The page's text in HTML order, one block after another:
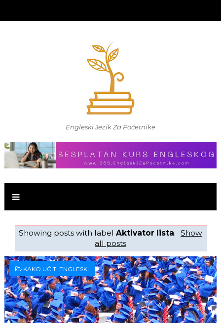
Engleski Jezik Za Početnike
Showing posts with label Aktivator lista. Show
all posts
KAKO UČITI ENGLESKI